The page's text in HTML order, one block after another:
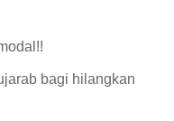
bagi hilangkan